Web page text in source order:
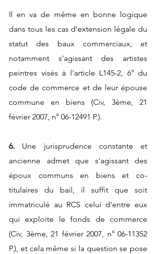
Il en va de même en bonne logique
dans tous les cas d'extension légale du
statut des baux commerciaux, et
notamment s'agissant des artistes
peintres visés à l'article L145-2, 6° du
code de commerce et de leur épouse
commune en biens (Civ, 3ème, 21
février 2007, n° 06-12491 P.).
6. Une jurisprudence constante et
ancienne admet que s'agissant des
époux communs en biens et co-
titulaires du bail, il suffit que soit
immatriculé au RCS celui d'entre eux
qui exploite le fonds de commerce
(Civ, 3ème, 21 février 2007, n° 06-11352
P.), et cela même si la question se pose